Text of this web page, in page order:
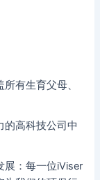
有生育父母、
的高科技公司中
展：每一位iViser